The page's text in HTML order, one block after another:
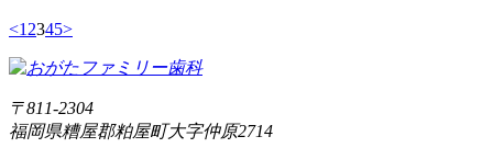
<1 2345>
〒811-2304
福岡県糟屋郡粕屋町大字仲原2714